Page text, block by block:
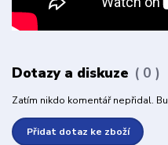
Dotazy a diskuze 0
Zatím nikdo komentář nepřidal.
Přidat dotaz ke zboží